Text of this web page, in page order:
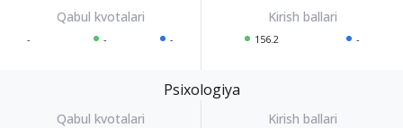
- - - 156.2 -
Psixologiya